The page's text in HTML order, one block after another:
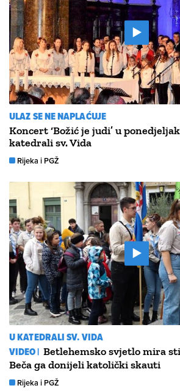
ULAZ SE NE NAPLAĆUJE
Koncert ‘Božić je judi’ u
katedrali sv. Vida
Rijeka i PGŽ
U KATEDRALI SV. VIDA
VIDEO | Betlehemsko svjetlo mira
Beča ga donijeli katolički skauti
Rijeka i PGŽ